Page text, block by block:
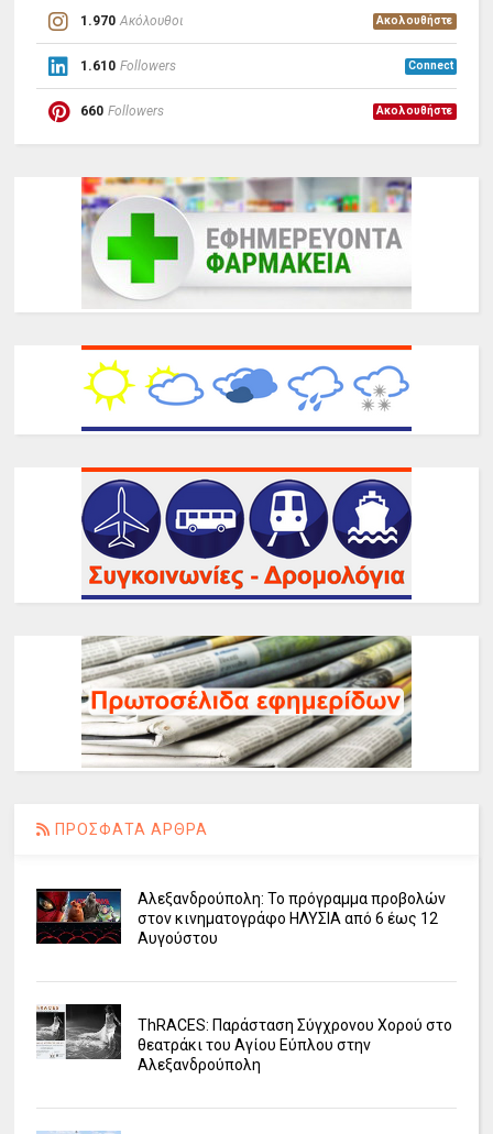
1.970 Ακόλουθοι Ακολουθήστε
1.610 Followers Connect
660 Followers Ακολουθήστε
ΠΡΟΣΦΑΤΑ ΑΡΘΡΑ
Αλεξανδρούπολη: Το πρόγραμμα προβολών
στον κινηματογράφο ΗΛΥΣΙΑ από 6 έως 12
Αυγούστου
ΤhRACES: Παράσταση Σύγχρονου Χορού στο
θεατράκι του Αγίου Εύπλου στην
Αλεξανδρούπολη